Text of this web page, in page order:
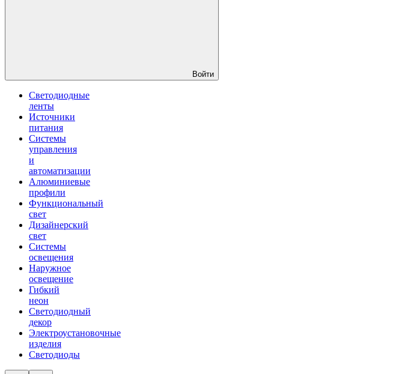
Войти
Светодиодные
ленты
Источники
питания
Системы
управления
и
автоматизации
Алюминиевые
профили
Функциональный
свет
Дизайнерский
свет
Системы
освещения
Наружное
освещение
Гибкий
неон
Светодиодный
декор
Электроустановочные
изделия
Светодиоды